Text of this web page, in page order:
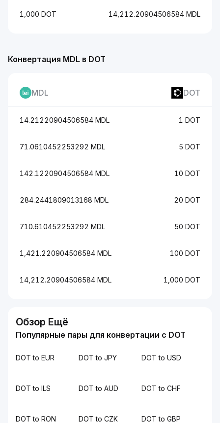
1,000 DOT 14,212.20904506584 MDL
Конвертация MDL в DOT
MDL DOT
14.21220904506584 MDL 1 DOT
71.0610452253292 MDL 5 DOT
142.1220904506584 MDL 10 DOT
284.2441809013168 MDL 20 DOT
710.610452253292 MDL 50 DOT
1,421.220904506584 MDL 100 DOT
14,212.20904506584 MDL 1,000 DOT
Обзор Ещё
Популярные пары для конвертации с DOT
DOT to EUR DOT to JPY DOT to USD
DOT to ILS DOT to AUD DOT to CHF
DOT to RON DOT to CZK DOT to GBP